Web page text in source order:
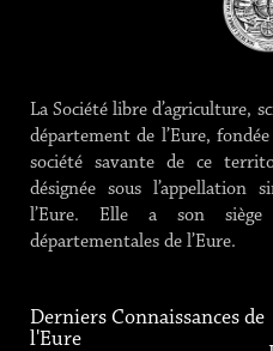
La Société libre d’agriculture,
département de l’Eure,
société savante de ce
désignée sous l’appellation
l’Eure. Elle a son
départementales de l’Eure.
Derniers Connaissances de
l'Eure